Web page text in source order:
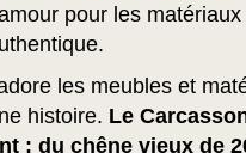
pour les
les meubles et
histoire. Le
: du chêne vieux de